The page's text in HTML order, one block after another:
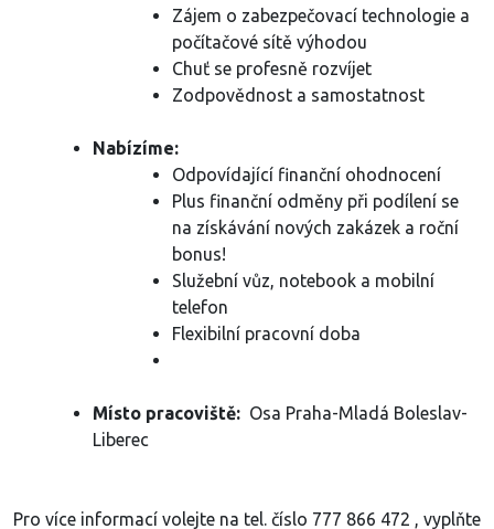
Zájem o zabezpečovací technologie a
počítačové sítě výhodou
Chuť se profesně rozvíjet
Zodpovědnost a samostatnost
Nabízíme:
Odpovídající finanční ohodnocení
Plus finanční odměny při podílení se
na získávání nových zakázek a roční
bonus!
Služební vůz, notebook a mobilní
telefon
Flexibilní pracovní doba
Místo pracoviště: Osa Praha-Mladá Boleslav-
Liberec
Pro více informací volejte na tel. číslo 777 866 472 , vyplňte